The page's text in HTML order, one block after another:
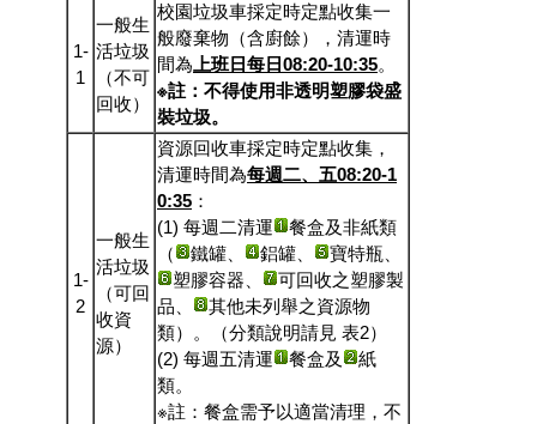
1-
1
一般生
活垃圾
（不可
回收）
校園垃圾車採定時定點收集一
般廢棄物（含廚餘），清運時
間為 上班日每日08:20-10:35。
※註：不得使用非透明塑膠袋盛
裝垃圾。
1-
2
一般生
活垃圾
（可回
收資
源）
資源回收車採定時定點收集，
清運時間為每週二、五08:20-1
0:35 ：
(1) 每週二清運
餐盒及非紙類
（
鐵罐、 鋁罐、
寶特瓶、
塑膠容器、
可回收之塑膠製
品、
其他未列舉之資源物
類）。（分類說明請見 表2）
(2) 每週五清運
餐盒及
紙
類。
※註：餐盒需予以適當清理，不